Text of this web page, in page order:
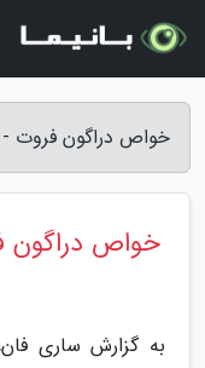
خواص دراگون فروت
خواص دراگون
به گزارش ساری